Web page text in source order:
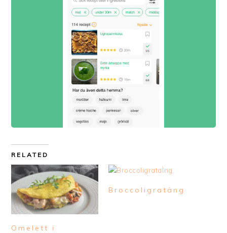
RELATED
Omelett i
Broccoligratäng